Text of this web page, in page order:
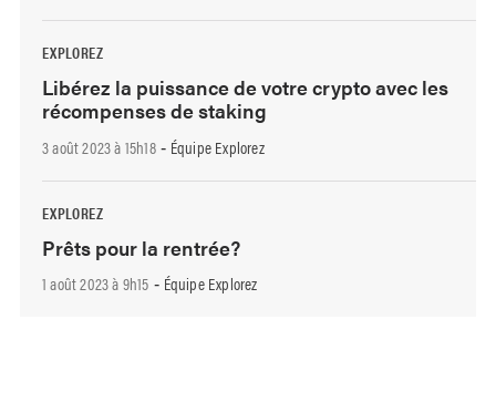
EXPLOREZ
Libérez la puissance de votre crypto avec les
récompenses de staking
3 août 2023 à 15h18- Équipe Explorez
EXPLOREZ
Prêts pour la rentrée?
1 août 2023 à 9h15 - Équipe Explorez